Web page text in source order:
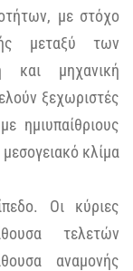
με στόχο
μεταξύ των
και μηχανική
ξεχωριστές
ημιυπαίθριους
κλίμα
Οι κύριες
τελετών
αναμονής